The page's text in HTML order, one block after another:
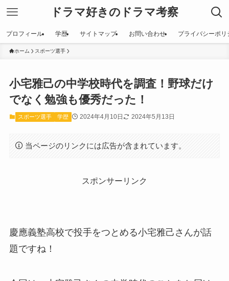
ドラマ好きのドラマ考察
プロフィール 学歴 サイトマップ お問い合わせ プライバシーポ
ホーム スポーツ選手
小宅雅己の中学校時代を調査！野球だけ
でなく勉強も優秀だった！
スポーツ選手 学歴 2024年4月10日 2024年5月13日
当ページのリンクには広告が含まれています。
スポンサーリンク
慶應義塾高校で投手をつとめる小宅雅己さんが話
題ですね！